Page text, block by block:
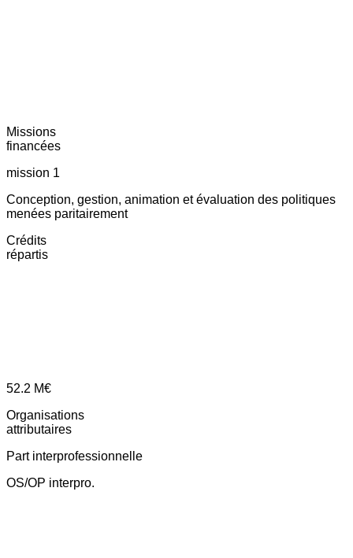
Missions
financées
mission 1
Conception, gestion, animation et évaluation des politiques
menées paritairement
Crédits
répartis
52.2 M€
Organisations
attributaires
Part interprofessionnelle
OS/OP interpro.